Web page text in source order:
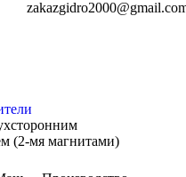
(2-мя магнитами)